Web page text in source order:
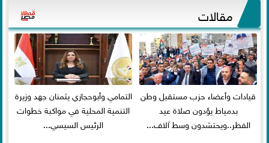
مقالات
قيادات وأعضاء حزب مستقبل وطن
بدمياط يؤدون صلاة عيد
الفطر..ويحتشدون وسط آلاف...
التمامي وأبوحجازي يثمنان جهد وزيرة
التنمية المحلية في مواكبة خطوات
الرئيس السيسي...